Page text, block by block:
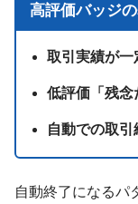
高評価バッジ
取引実績が一
低評価「残念
自動での取
自動終了になるパ